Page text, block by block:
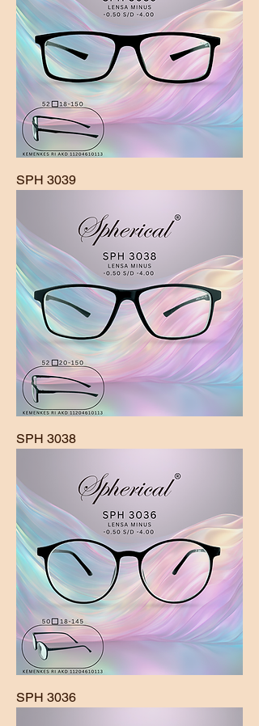
SPH 3039
SPH 3038
SPH 3036